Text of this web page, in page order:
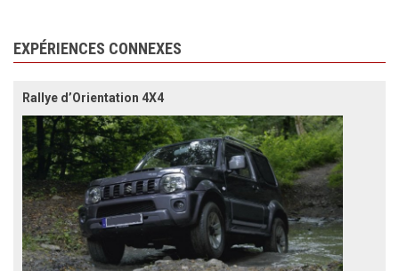
EXPÉRIENCES CONNEXES
Rallye d’Orientation 4X4